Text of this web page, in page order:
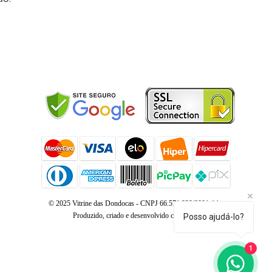
© 2025 Vitrine das Dondocas - CNPJ 66.571.939/0001-14 -
Produzido, criado e desenvolvido comNPC
Posso ajudá-lo?
1